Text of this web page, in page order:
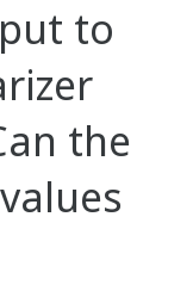
to
the